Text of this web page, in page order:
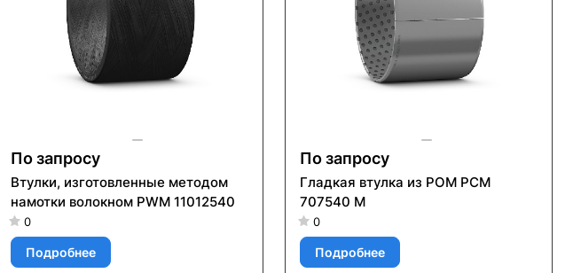
По запросу
Втулки, изготовленные методом
намотки волокном PWM 11012540
0
Подробнее
По запросу
Гладкая втулка из POM PCM
707540 M
0
Подробнее